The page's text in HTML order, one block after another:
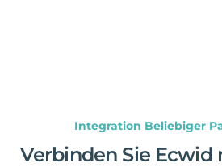
Integration Beliebiger
Verbinden Sie Ecwid